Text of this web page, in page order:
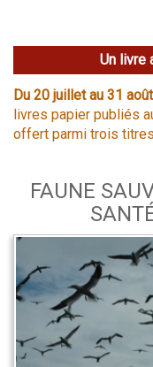
Un livre
Du 20 juillet au 31
livres papier publiés
offert parmi trois
FAUNE